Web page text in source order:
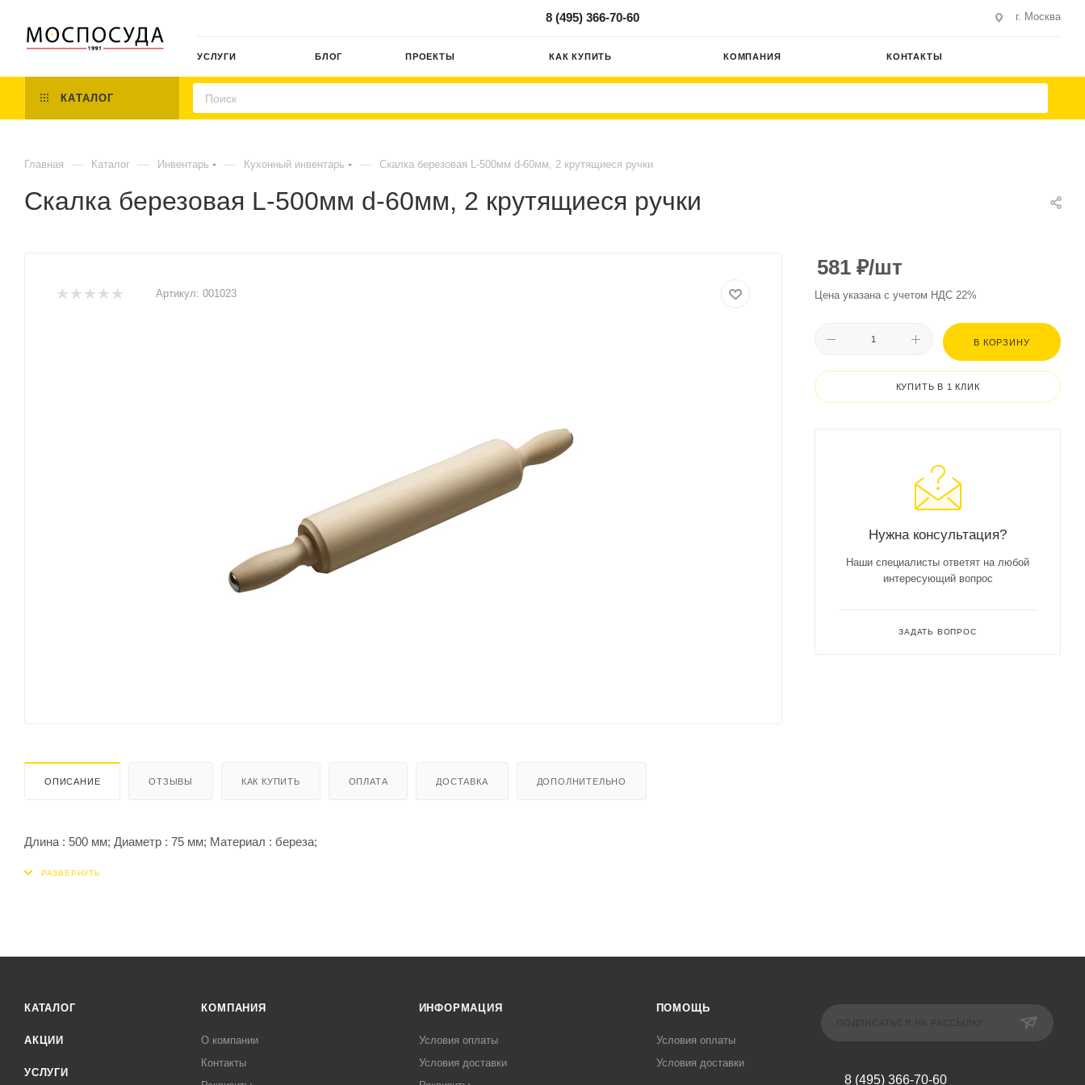
8 (495) 366-70-60 г. Москва
УСЛУГИ БЛОГ ПРОЕКТЫ КАК КУПИТЬ КОМПАНИЯ КОНТАКТЫ
КАТАЛОГ
Главная — Каталог — Инвентарь — Кухонный инвентарь — Скалка березовая L-500мм d-60мм, 2 крутящиеся ручки
Скалка березовая L-500мм d-60мм, 2 крутящиеся ручки
Артикул: 001023
ОПИСАНИЕ ОТЗЫВЫ КАК КУПИТЬ ОПЛАТА ДОСТАВКА ДОПОЛНИТЕЛЬНО
Длина : 500 мм; Диаметр : 75 мм; Материал : береза;
581 ₽/шт
Цена указана с учетом НДС 22%
В КОРЗИНУ
КУПИТЬ В 1 КЛИК
Нужна консультация?
Наши специалисты ответят на любой
интересующий вопрос
ЗАДАТЬ ВОПРОС
КАТАЛОГ
АКЦИИ
УСЛУГИ
КОМПАНИЯ
О компании
Контакты
ИНФОРМАЦИЯ
Условия оплаты
Условия доставки
ПОМОЩЬ
Условия оплаты
Условия доставки
8 (495) 366-70-60